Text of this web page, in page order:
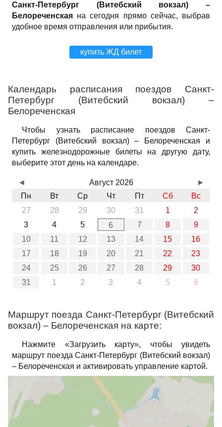
Санкт-Петербург (Витебский вокзал) –
Белореченская на сегодня прямо сейчас, выбрав
удобное время отправления или прибытия.
купить ЖД билет
Календарь расписания поездов Санкт-
Петербург (Витебский вокзал) –
Белореченская
Чтобы узнать расписание поездов Санкт-
Петербург (Витебский вокзал) – Белореченская и
купить железнодорожные билеты на другую дату,
выберите этот день на календаре.
Август 2026
Пн
Вт Ср Чт Пт Сб
Вс
27
28 29 30 31 1
2
3
4 5 6 7 8
9
10
11 12 13 14 15
16
17
18 19 20 21 22
23
24
25 26 27 28 29
30
31
1 2 3 4 5 6
◄ ►
Маршрут поезда Санкт-Петербург (Витебский
вокзал) – Белореченская на карте:
Нажмите «Загрузить карту», чтобы увидеть
маршрут поезда Санкт-Петербург (Витебский вокзал)
– Белореченская и активировать управление картой.